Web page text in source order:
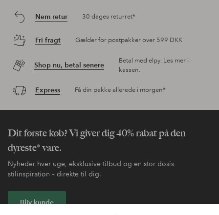
Nem retur 30 dages returret*
Fri fragt Gælder for postpakker over 599 DKK
Shop nu, betal senere
Betal med elpy. Les mer i
kassen.
Express Få din pakke allerede i morgen*
Dit første køb? Vi giver dig 40% rabat på den
dyreste* vare.
Nyheder hver uge, eksklusive tilbud og en stor dosis
stilinspiration – direkte til dig.
Bliv kunde